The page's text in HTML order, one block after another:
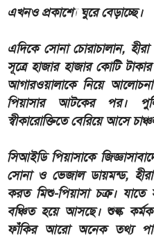
এখনও প্রকাশ্যে ঘুরে বেড়াচ্ছে।
এদিকে সোনা চোরাচালান,
সূত্রে হাজার হাজার কোটি
আগারওয়ালাকে নিয়ে
পিয়াসার আটকের পর।
স্বীকারোক্তিতে বেরিয়ে আসে
সিআইডি পিয়াসাকে
সোনা ও ভেজাল ডায়মন্ড,
করত মিশু-পিয়াসা চক্র।
বঞ্চিত হয়ে আসছে। শুল্ক
ফাঁকির আরো অনেক তথ্য